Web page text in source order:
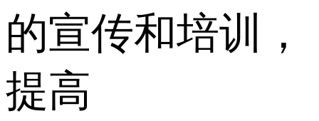
的宣传和培训，
提高